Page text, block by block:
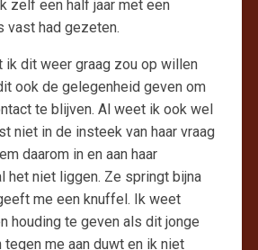
zelf een half jaar met een
vast had gezeten.
ik dit weer graag zou op willen
ook de gelegenheid geven om
te blijven. Al weet ik ook wel
niet in de insteek van haar vraag
daarom in en aan haar
het niet liggen. Ze springt bijna
me een knuffel. Ik weet
houding te geven als dit jonge
me aan duwt en ik niet